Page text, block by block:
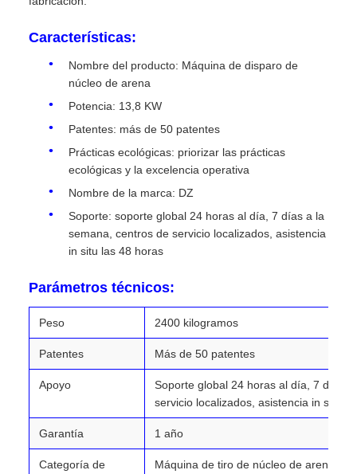
Características:
Nombre del producto: Máquina de disparo de
núcleo de arena
Potencia: 13,8 KW
Patentes: más de 50 patentes
Prácticas ecológicas: priorizar las prácticas
ecológicas y la excelencia operativa
Nombre de la marca: DZ
Soporte: soporte global 24 horas al día, 7 días a la
semana, centros de servicio localizados, asistencia
in situ las 48 horas
Parámetros técnicos:
Peso 2400 kilogramos
Patentes Más de 50 patentes
Apoyo
Soporte global 24 horas al día, 7 días
servicio localizados, asistencia in situ
Garantía 1 año
Categoría de
Máquina de tiro de núcleo de arena